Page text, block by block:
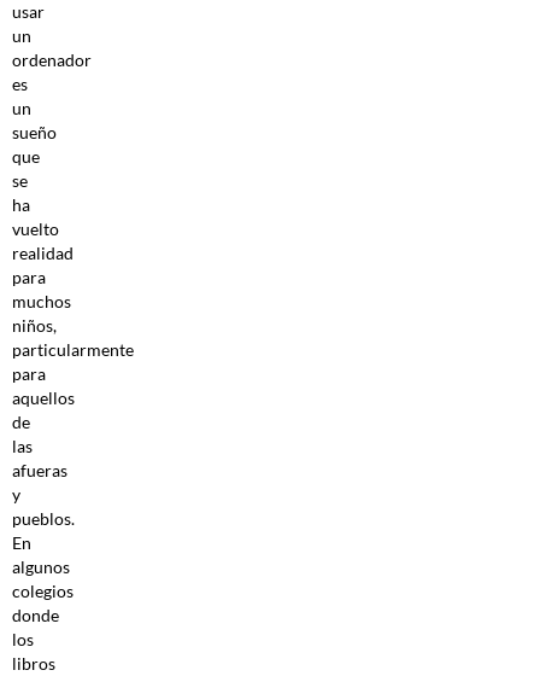
usar
un
ordenador
es
un
sueño
que
se
ha
vuelto
realidad
para
muchos
niños,
particularmente
para
aquellos
de
las
afueras
y
pueblos.
En
algunos
colegios
donde
los
libros